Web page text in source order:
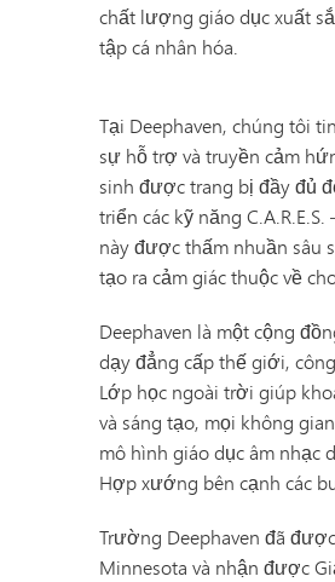
chất lượng giáo dục xuất
tập cá nhân hóa.
Tại Deephaven, chúng tôi
sự hỗ trợ và truyền cảm
sinh được trang bị đầy đủ
triển các kỹ năng
này được thấm nhuần sâu
tạo ra cảm giác thuộc về
Deephaven là một cộng
dạy đẳng cấp thế giới,
Lớp học ngoài trời giúp
và sáng tạo, mọi không
mô hình giáo dục âm nhạc
Hợp xướng bên cạnh các
Trường Deephaven đã
Minnesota và nhận được